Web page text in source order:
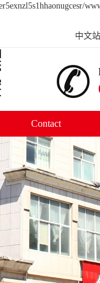
中文站
Contact